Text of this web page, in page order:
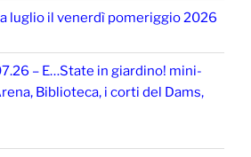
luglio il venerdì pomeriggio 2026
– E…State in giardino! mini-
Biblioteca, i corti del Dams,